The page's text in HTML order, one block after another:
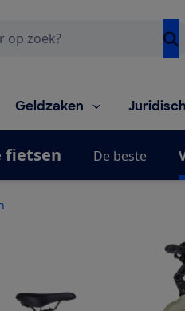
Geldzaken
fietsen De beste